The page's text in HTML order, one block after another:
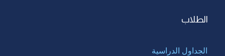
الطلاب
الجداول الدراسية